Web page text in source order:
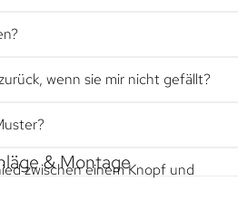
wenn sie mir nicht gefällt?
& Montage
zwischen einem Knopf und